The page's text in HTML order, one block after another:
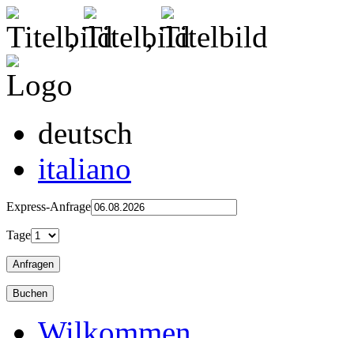
, ,
deutsch
italiano
Express-Anfrage
Tage